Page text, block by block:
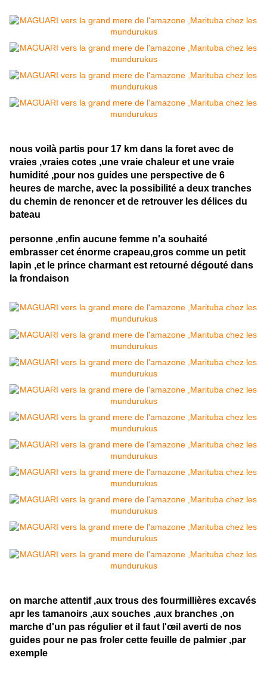
nous voilà partis pour 17 km dans la foret avec de
vraies ,vraies cotes ,une vraie chaleur et une vraie
humidité ,pour nos guides une perspective de 6
heures de marche, avec la possibilité a deux tranches
du chemin de renoncer et de retrouver les délices du
bateau
personne ,enfin aucune femme n'a souhaité
embrasser cet énorme crapeau,gros comme un petit
lapin ,et le prince charmant est retourné dégouté dans
la frondaison
on marche attentif ,aux trous des fourmillières excavés
apr les tamanoirs ,aux souches ,aux branches ,on
marche d'un pas régulier et il faut l'œil averti de nos
guides pour ne pas froler cette feuille de palmier ,par
exemple